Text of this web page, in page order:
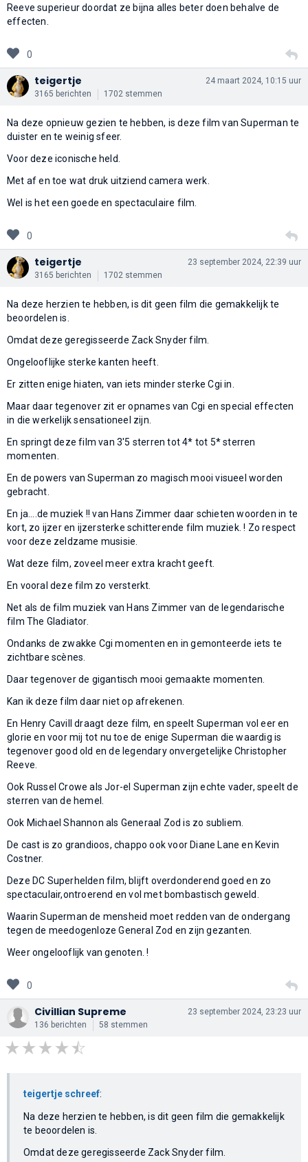
Reeve superieur doordat ze bijna alles beter doen behalve de
effecten.
0
teigertje
3165 berichten 1702 stemmen
24 maart 2024, 10:15 uur
Na deze opnieuw gezien te hebben, is deze film van Superman te
duister en te weinig sfeer.
Voor deze iconische held.
Met af en toe wat druk uitziend camera werk.
Wel is het een goede en spectaculaire film.
0
teigertje
3165 berichten 1702 stemmen
23 september 2024, 22:39 uur
Na deze herzien te hebben, is dit geen film die gemakkelijk te
beoordelen is.
Omdat deze geregisseerde Zack Snyder film.
Ongelooflijke sterke kanten heeft.
Er zitten enige hiaten, van iets minder sterke Cgi in.
Maar daar tegenover zit er opnames van Cgi en special effecten
in die werkelijk sensationeel zijn.
En springt deze film van 3'5 sterren tot 4* tot 5* sterren
momenten.
En de powers van Superman zo magisch mooi visueel worden
gebracht.
En ja....de muziek !! van Hans Zimmer daar schieten woorden in te
kort, zo ijzer en ijzersterke schitterende film muziek. ! Zo respect
voor deze zeldzame musisie.
Wat deze film, zoveel meer extra kracht geeft.
En vooral deze film zo versterkt.
Net als de film muziek van Hans Zimmer van de legendarische
film The Gladiator.
Ondanks de zwakke Cgi momenten en in gemonteerde iets te
zichtbare scènes.
Daar tegenover de gigantisch mooi gemaakte momenten.
Kan ik deze film daar niet op afrekenen.
En Henry Cavill draagt deze film, en speelt Superman vol eer en
glorie en voor mij tot nu toe de enige Superman die waardig is
tegenover good old en de legendary onvergetelijke Christopher
Reeve.
Ook Russel Crowe als Jor-el Superman zijn echte vader, speelt de
sterren van de hemel.
Ook Michael Shannon als Generaal Zod is zo subliem.
De cast is zo grandioos, chappo ook voor Diane Lane en Kevin
Costner.
Deze DC Superhelden film, blijft overdonderend goed en zo
spectaculair,ontroerend en vol met bombastisch geweld.
Waarin Superman de mensheid moet redden van de ondergang
tegen de meedogenloze General Zod en zijn gezanten.
Weer ongelooflijk van genoten. !
0
Civillian Supreme
136 berichten 58 stemmen
23 september 2024, 23:23 uur
teigertje schreef:
Na deze herzien te hebben, is dit geen film die gemakkelijk
te beoordelen is.
Omdat deze geregisseerde Zack Snyder film.